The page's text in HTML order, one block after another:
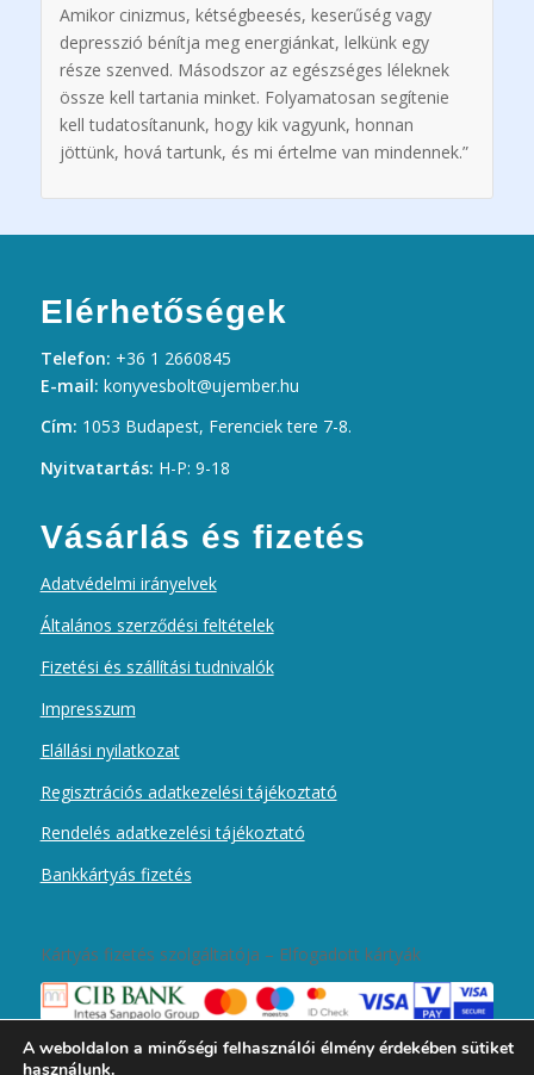
Amikor cinizmus, kétségbeesés, keserűség vagy
depresszió bénítja meg energiánkat, lelkünk egy
része szenved. Másodszor az egészséges léleknek
össze kell tartania minket. Folyamatosan segítenie
kell tudatosítanunk, hogy kik vagyunk, honnan
jöttünk, hová tartunk, és mi értelme van mindennek.”
Elérhetőségek
Telefon: +36 1 2660845
E-mail: konyvesbolt@ujember.hu
Cím: 1053 Budapest, Ferenciek tere 7-8.
Nyitvatartás: H-P: 9-18
Vásárlás és fizetés
Adatvédelmi irányelvek
Általános szerződési feltételek
Fizetési és szállítási tudnivalók
Impresszum
Elállási nyilatkozat
Regisztrációs adatkezelési tájékoztató
Rendelés adatkezelési tájékoztató
Bankkártyás fizetés
Kártyás fizetés szolgáltatója – Elfogadott kártyák
A weboldalon a minőségi felhasználói élmény érdekében sütiket
használunk.